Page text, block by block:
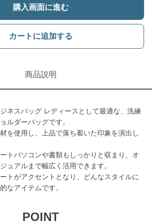
購入画面に進む
カートに追加する
商品説明
ネスバッグ レディースとして最適な、洗練
ルダーバッグです。
を使用し、上品で落ち着いた印象を演出し
トパソコンや書類もしっかりと収まり、オ
ュアルまで幅広く活用できます。
トがアクセントとなり、どんなスタイルに
なアイテムです。
POINT